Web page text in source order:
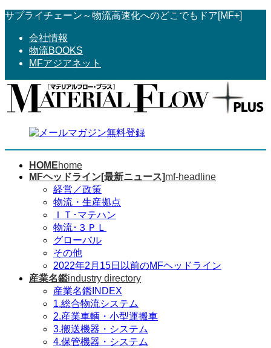
コ
へ
ス
ナ
ョ
ン
サプライチェーン～物流高速化へのどこでもドア[MF+]
会社情報
物流BOOKS
MFアジアネット
HOMEhome
MFヘッドライン[最新ニュース]mf-headline
経営／政策
物流・生産拠点
ＩＴ･マテハン
物流･３ＰＬ
グローバル
その他
2022年2月15日以前のMFヘッドライン
産業名鑑industry directory
産業名鑑INDEX
1.総合物流システム
2.産業車輌・小型運搬車
3.搬送機器・システム
4.保管機器・システム